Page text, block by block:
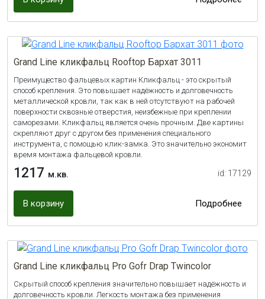
Grand Line кликфальц Rooftop Бархат 3011
Преимущество фальцевых картин Кликфальц - это скрытый
способ крепления. Это повышает надёжность и долговечность
металлической кровли, так как в ней отсутствуют на рабочей
поверхности сквозные отверстия, неизбежные при креплении
саморезами. Кликфальц является очень прочным. Две картины
скрепляют друг с другом без применения специального
инструмента, с помощью клик-замка. Это значительно экономит
время монтажа фальцевой кровли.
1217 м.кв. id: 17129
В корзину Подробнее
Grand Line кликфальц Pro Gofr Drap Twincolor
Cкрытый способ крепления значительно повышает надёжность и
долговечность кровли. Легкость монтажа без применения